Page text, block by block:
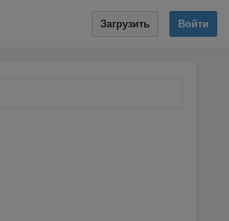
Загрузить Войти